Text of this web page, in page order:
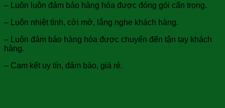
– Luôn luôn đảm bảo hàng hóa được đóng gói cẩn trọng.
– Luôn nhiệt tình, cởi mở, lắng nghe khách hàng.
– Luôn đảm bảo hàng hóa được chuyển đến tận tay khách
hàng.
– Cam kết uy tín, đảm bảo, giá rẻ.